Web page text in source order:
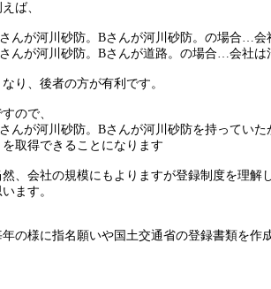
ば、
んが河川砂防。Bさんが河川砂防。の場合…会
んが河川砂防。Bさんが道路。の場合…会社は
なり、後者の方が有利です。
ので、
んが河川砂防。Bさんが河川砂防を持ってい
取得できることになります
然、会社の規模にもよりますが登録制度を理
ます。
年の様に指名願いや国土交通省の登録書類を作